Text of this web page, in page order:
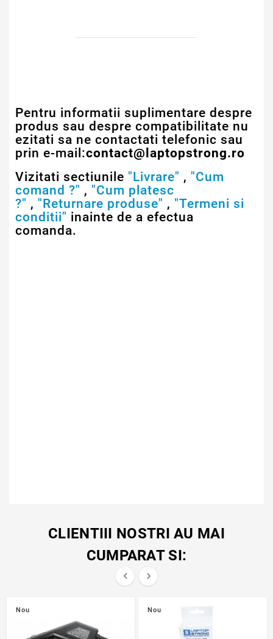
Pentru informatii suplimentare despre
produs sau despre compatibilitate nu
ezitati sa ne contactati telefonic sau
prin e-mail:contact@laptopstrong.ro
Vizitati sectiunile "Livrare" , "Cum
comand ?" , "Cum platesc
?" , "Returnare produse" , "Termeni si
conditii" inainte de a efectua
comanda.
CLIENTIII NOSTRI AU MAI
CUMPARAT SI:
 
Nou Nou